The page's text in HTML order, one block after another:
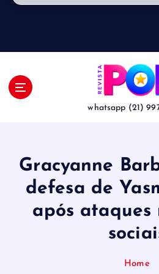
whatsapp (21)
Gracyanne
defesa de
após ataques
Home